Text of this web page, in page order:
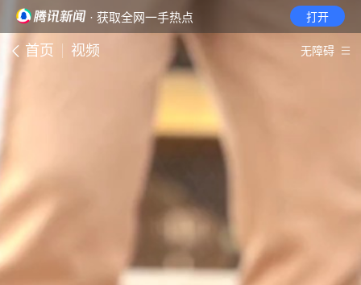
· 获取全网一手热点 打开
首页 视频 无障碍